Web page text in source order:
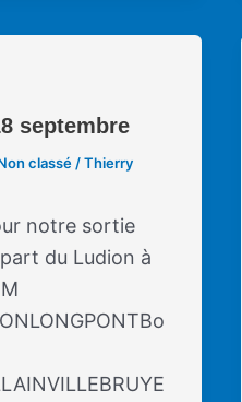
septembre
classé/Thierry
notre sortie
du Ludion à